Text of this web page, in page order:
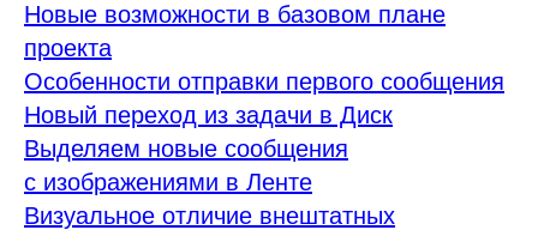
Новые возможности в базовом плане
проекта
Особенности отправки первого сообщения
Новый переход из задачи в Диск
Выделяем новые сообщения
с изображениями в Ленте
Визуальное отличие внештатных